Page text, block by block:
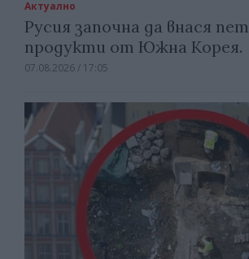
Актуално
Русия започна да внася
продукти от Южна Корея.
07.08.2026 / 17:05